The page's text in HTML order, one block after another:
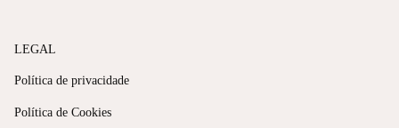
LEGAL
Política de privacidade
Política de Cookies